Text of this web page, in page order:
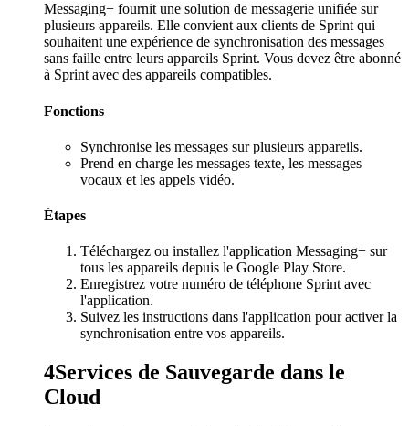
Messaging+ fournit une solution de messagerie unifiée sur
plusieurs appareils. Elle convient aux clients de Sprint qui
souhaitent une expérience de synchronisation des messages
sans faille entre leurs appareils Sprint. Vous devez être abonné
à Sprint avec des appareils compatibles.
Fonctions
Synchronise les messages sur plusieurs appareils.
Prend en charge les messages texte, les messages
vocaux et les appels vidéo.
Étapes
Téléchargez ou installez l'application Messaging+ sur
tous les appareils depuis le Google Play Store.
Enregistrez votre numéro de téléphone Sprint avec
l'application.
Suivez les instructions dans l'application pour activer la
synchronisation entre vos appareils.
4Services de Sauvegarde dans le
Cloud